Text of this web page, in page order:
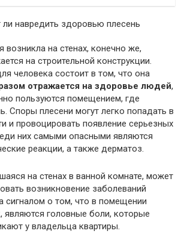
возникла на стенах, конечно же,
на строительной конструкции.
человека состоит в том, что она
отражается на здоровье людей,
пользуются помещением, где
Споры плесени могут легко попадать в
и провоцировать появление серьезных
них самыми опасными являются
реакции, а также дерматоз.
на стенах в ванной комнате, может
возникновение заболеваний
сигналом о том, что в помещении
являются головные боли, которые
у владельца квартиры.